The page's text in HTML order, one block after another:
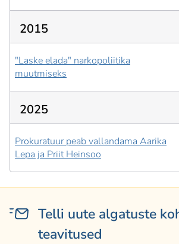
2015
"Laske elada" narkopoliitika
muutmiseks
2025
Prokuratuur peab vallandama Aarika
Lepa ja Priit Heinsoo
Telli uute algatuste
teavitused